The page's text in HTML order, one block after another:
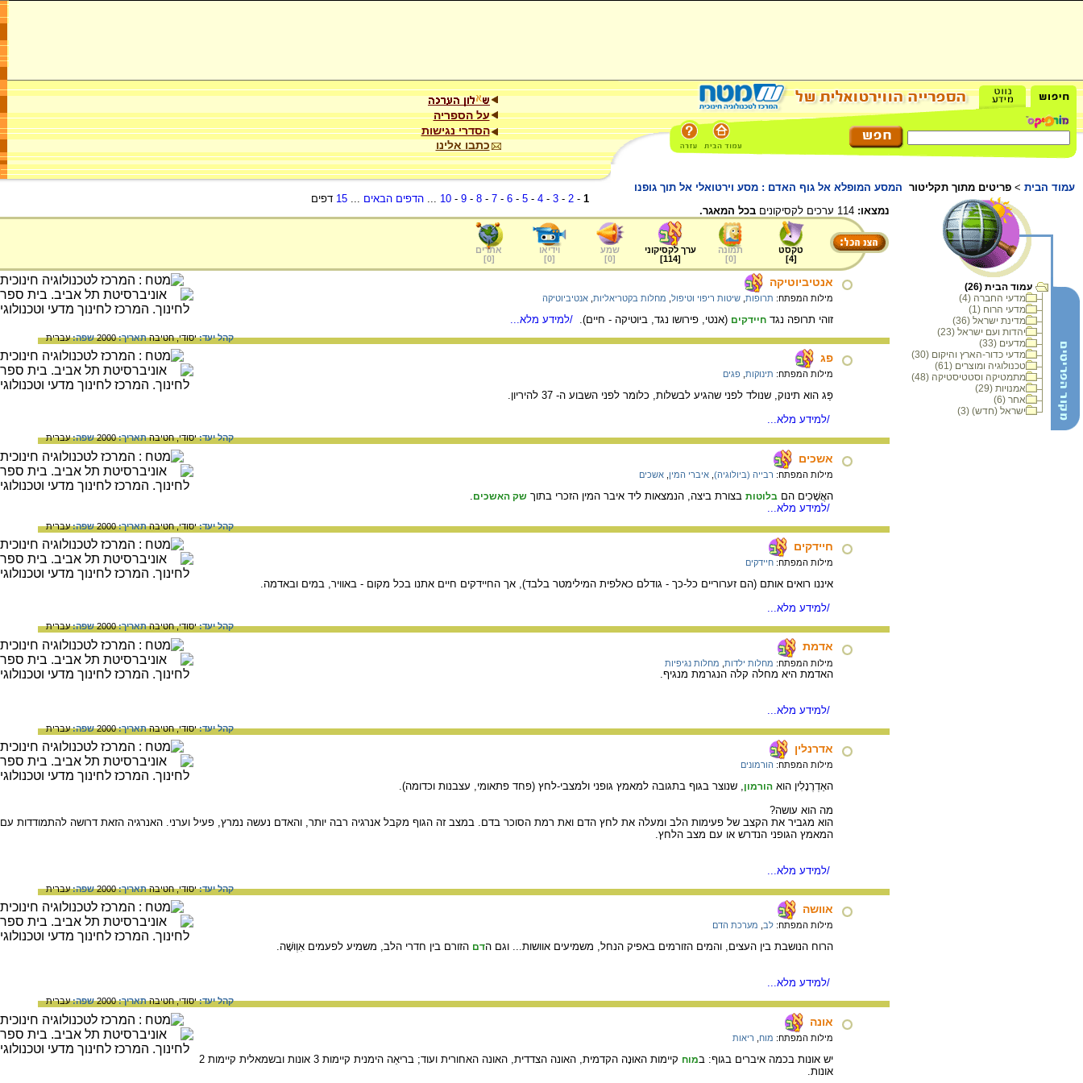
על הספריה
הסדרי נגישות
כתבו אלינו
עמוד הבית > פריטים מתוך תקליטור המסע המופלא אל גוף האדם : מסע וירטואלי אל תוך גופנו
עמוד הבית (26)
מדעי החברה (4)
מדעי הרוח (1)
מדינת ישראל (36)
יהדות ועם ישראל (23)
מדעים (33)
מדעי כדור-הארץ והיקום (30)
טכנולוגיה ומוצרים (61)
מתמטיקה וסטטיסטיקה (48)
אמנויות (29)
אחר (6)
ישראל (חדש) (3)
1
-
2
-
3
-
4
-
5
-
6
-
7
-
8
-
9
-
10
...הדפים הבאים ...
15 דפים
נמצאו:
בכל המאגר.
טקסט
[
4
]
תמונה
[
0
]
ערך לקסיקוני
[
114
]
שמע
[
0
]
וידיאו
[
0
]
אתרים
[
0
]
אנטיביוטיקה
מילות המפתח: תרופות שיטות ריפוי וטיפול מחלות בקטריאליות אנטיביוטיקה
זוהי תרופה נגד חיידקים (אנטי, פירושו נגד, ביוטיקה - חיים). /למידע מלא...
קהל יעד:יסודי,חטיבהתאריך:2000 שפה:עברית
פג
מילות המפתח: תינוקות פגים
פַּג הוא תינוק, שנולד לפני שהגיע לבשלות, כלומר לפני השבוע ה- 37 להיריון.
/למידע מלא...
קהל יעד:יסודי,חטיבהתאריך:2000 שפה:עברית
אשכים
מילות המפתח: רבייה (ביולוגיה) איברי המין אשכים
האֲשָׁכִים הם בלוטות בצורת ביצה, הנמצאות ליד איבר המין הזכרי בתוך שק האשכים
/למידע מלא...
קהל יעד:יסודי,חטיבהתאריך:2000 שפה:עברית
חיידקים
מילות המפתח: חיידקים
איננו רואים אותם (הם זערוריים כל-כך - גודלם כאלפית המילימטר בלבד), אך החיידקים חיים אתנו בכל מקום - באוויר, במים ובאדמה.
/למידע מלא...
קהל יעד:יסודי,חטיבהתאריך:2000 שפה:עברית
אדמת
מילות המפתח: מחלות ילדות מחלות נגיפיות
האדמת היא מחלה קלה הנגרמת מנגיף.
/למידע מלא...
קהל יעד:יסודי,חטיבהתאריך:2000 שפה:עברית
אדרנלין
מילות המפתח: הורמונים
האַדְרֶנָלִין הוא הורמון
, שנוצר בגוף בתגובה למאמץ גופני ולמצבי-לחץ (פחד פתאומי, עצבנות וכדומה).
מה הוא עושה?
הוא מגביר את הקצב של פעימות הלב ומעלה את לחץ הדם ואת רמת הסוכר בדם. במצב זה הגוף מקבל אנרגיה רבה יותר, והאדם נעשה נמרץ, פעיל וערני. האנרגיה הזאת דרושה להתמודדות עם
המאמץ הגופני הנדרש או עם מצב הלחץ.
/למידע מלא...
קהל יעד:יסודי,חטיבהתאריך:2000 שפה:עברית
אוושה
מילות המפתח: לב מערכת הדם
הרוח הנושבת בין העצים, והמים הזורמים באפיק הנחל, משמיעים אוושות... וגם הדם הזורם בין חדרי הלב, משמיע לפעמים אִוְושָׁה.
/למידע מלא...
קהל יעד:יסודי,חטיבהתאריך:2000 שפה:עברית
אונה
מילות המפתח: מוח ריאות
יש אונות בכמה איברים בגוף: במוח
קיימות האוּנָה הקדמית, האונה הצדדית, האונה האחורית ועוד; בריאֵה הימנית קיימות 3 אונות ובשמאלית קיימות 2
אונות.